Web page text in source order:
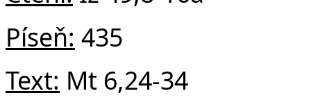
Píseň: 435
Text: Mt 6,24-34